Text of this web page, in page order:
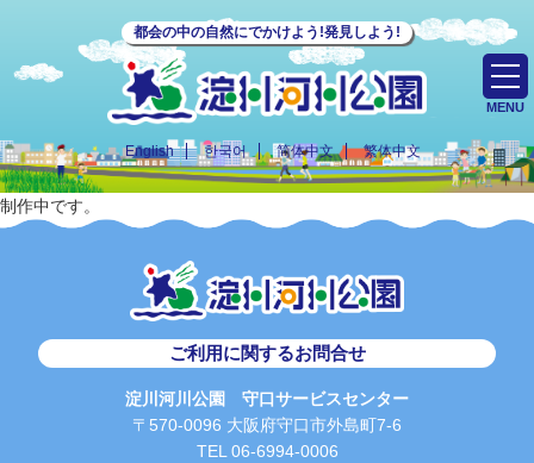
都会の中の自然にでかけよう!発見しよう!
English 한국어 简体中文 繁体中文
MENU
制作中です。
ご利用に関するお問合せ
淀川河川公園 守口サービスセンター
〒570-0096 大阪府守口市外島町7-6
TEL 06-6994-0006